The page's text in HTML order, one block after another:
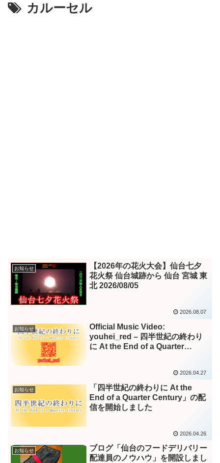
カルーセル
お知らせ
【2026年の花火大会】仙台七夕
花火祭 仙台城跡から 仙台 宮城 東
北 2026/08/05
2026.08.07
お知らせ
Official Music Video:
youhei_red – 四半世紀の終わり
に At the End of a Quarter
2026.04.27
お知らせ
「四半世紀の終わりに At the
End of a Quarter Century」の配
信を開始しました
2026.04.26
お知らせ
ブログ「仙台のフードデリバリー
配達員のノウハウ」を開設しまし